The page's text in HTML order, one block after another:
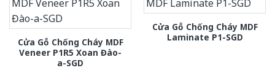
Cửa Gỗ Chống Cháy MDF
Veneer P1R5 Xoan Đào-
a-SGD
Cửa Gỗ Chống Cháy MDF
Laminate P1-SGD